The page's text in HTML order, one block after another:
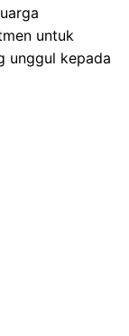
untuk
unggul kepada